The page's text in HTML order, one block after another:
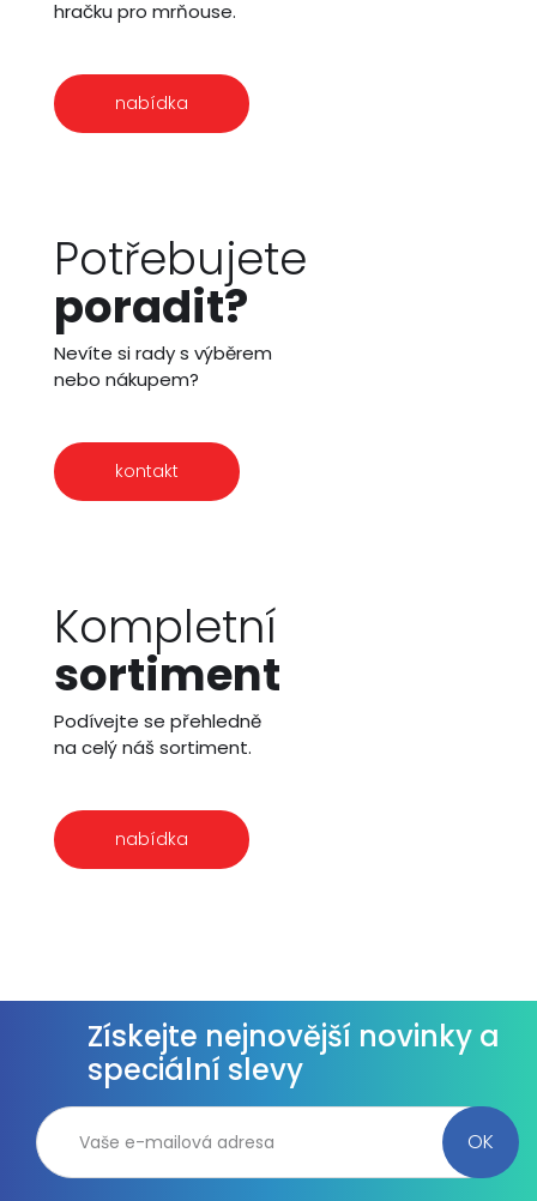
hračku pro mrňouse.
nabídka
Potřebujete
poradit?
Nevíte si rady s výběrem
nebo nákupem?
kontakt
Kompletní
sortiment
Podívejte se přehledně
na celý náš sortiment.
nabídka
Získejte nejnovější novinky a
speciální slevy